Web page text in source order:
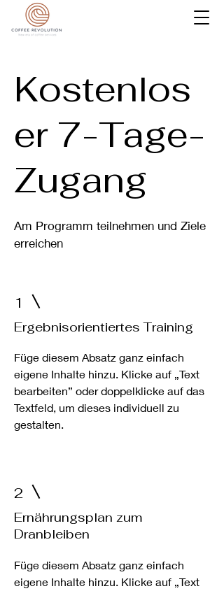
Kostenlos
er 7-Tage-
Zugang
Am Programm teilnehmen und Ziele
erreichen
1
Ergebnisorientiertes Training
Füge diesem Absatz ganz einfach
eigene Inhalte hinzu. Klicke auf „Text
bearbeiten” oder doppelklicke auf das
Textfeld, um dieses individuell zu
gestalten.
2
Ernährungsplan zum
Dranbleiben
Füge diesem Absatz ganz einfach
eigene Inhalte hinzu. Klicke auf „Text